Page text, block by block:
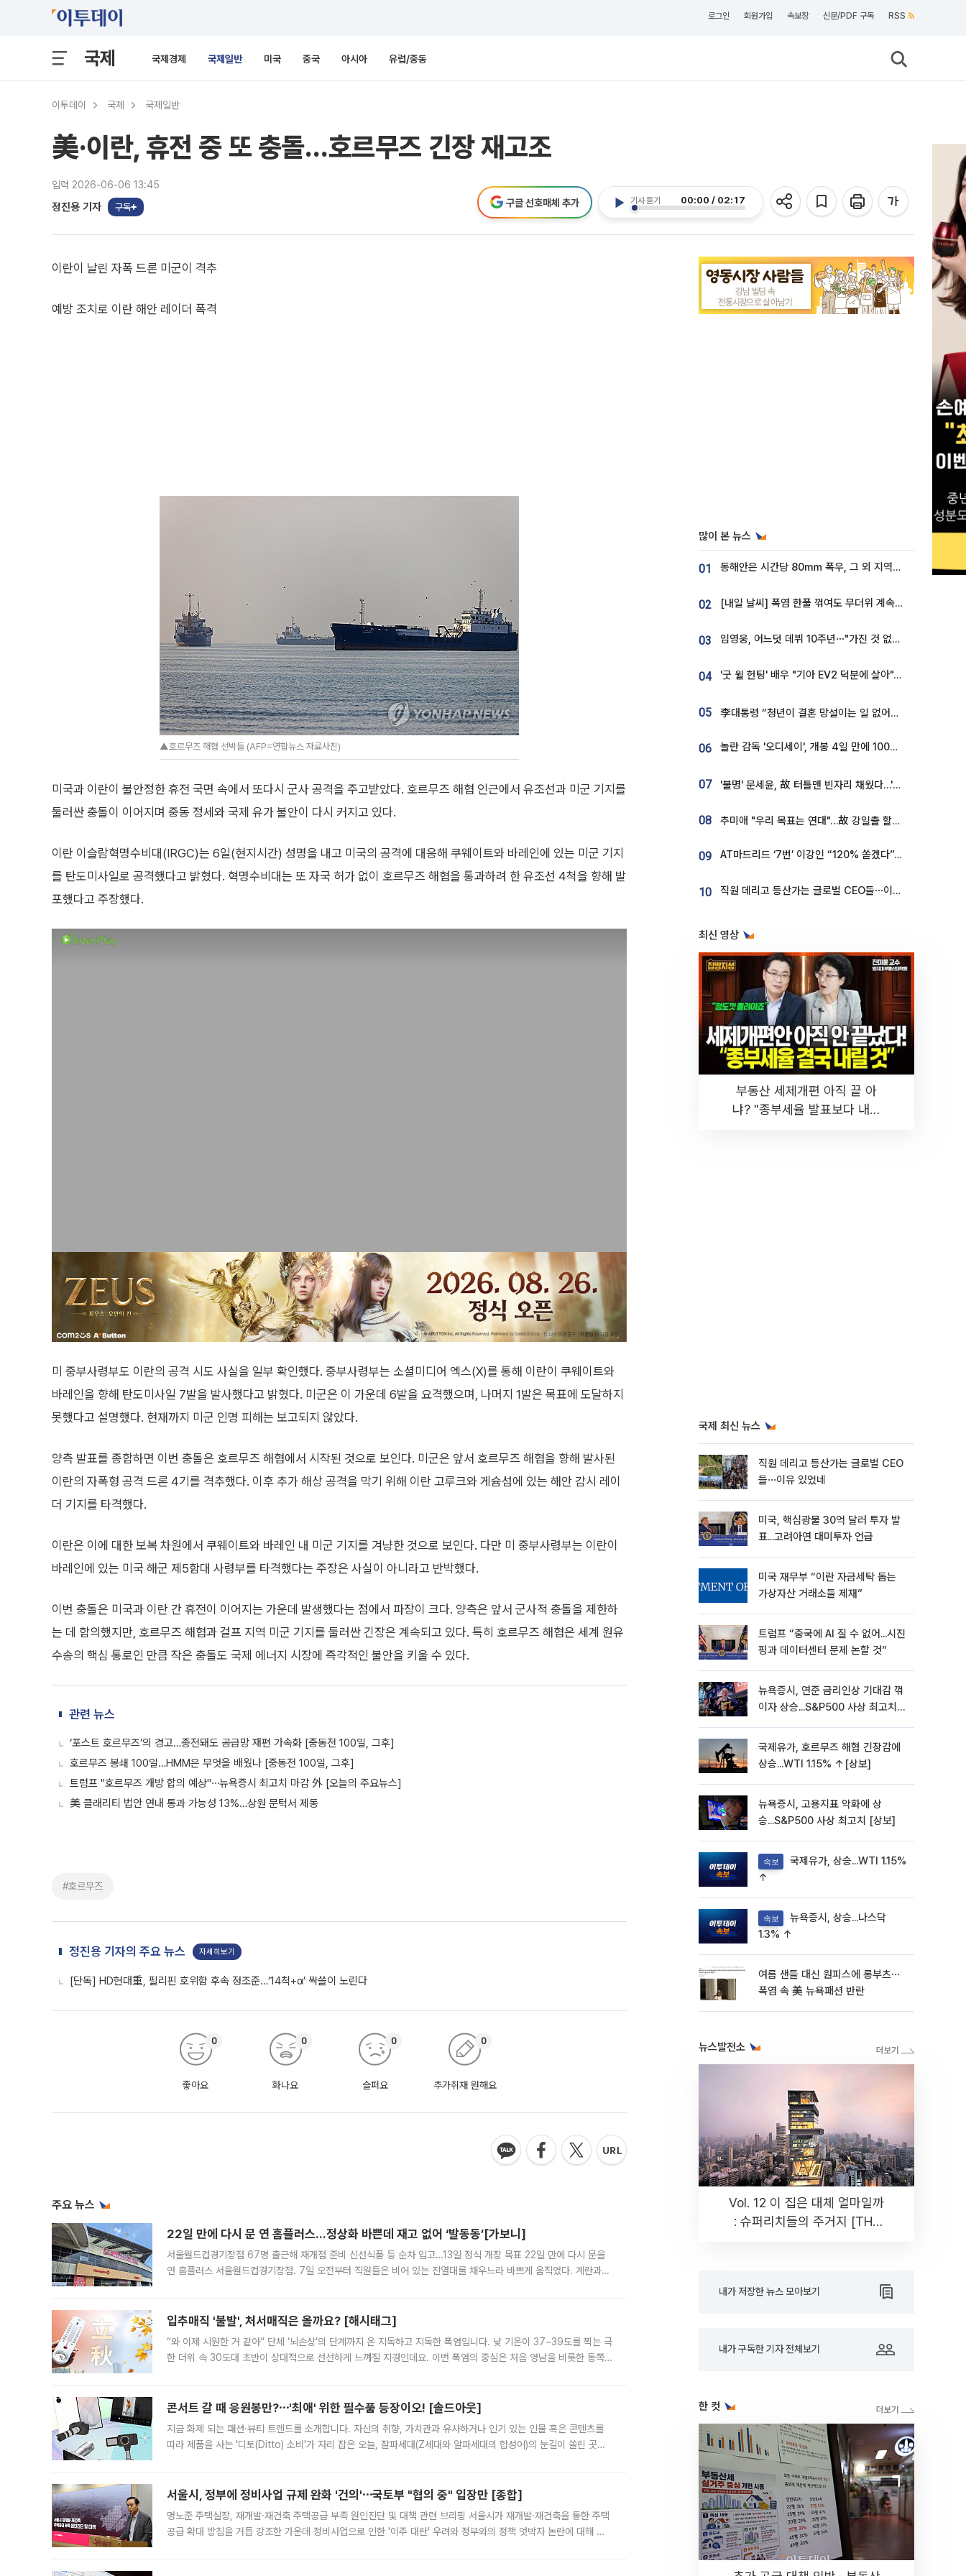
로그인 회원가입 속보창 신문/PDF 구독 RSS
국제 국제경제 국제일반 미국 중국 아시아 유럽/중동
이투데이 국제 국제일반
美·이란, 휴전 중 또 충돌…호르무즈 긴장 재고조
입력 2026-06-06 13:45
정진용 기자 구독
기사 듣기 00:00 / 02:17
구글 선호매체 추가
이란이 날린 자폭 드론 미군이 격추
예방 조치로 이란 해안 레이더 폭격
▲호르무즈 해협 선박들 (AFP=연합뉴스 자료사진)
미국과 이란이 불안정한 휴전 국면 속에서 또다시 군사 공격을 주고받았다. 호르무즈 해협 인근에서 유조선과 미군 기지를
둘러싼 충돌이 이어지며 중동 정세와 국제 유가 불안이 다시 커지고 있다.
이란 이슬람혁명수비대(IRGC)는 6일(현지시간) 성명을 내고 미국의 공격에 대응해 쿠웨이트와 바레인에 있는 미군 기지
를 탄도미사일로 공격했다고 밝혔다. 혁명수비대는 또 자국 허가 없이 호르무즈 해협을 통과하려 한 유조선 4척을 향해 발
포했다고 주장했다.
미 중부사령부도 이란의 공격 시도 사실을 일부 확인했다. 중부사령부는 소셜미디어 엑스(X)를 통해 이란이 쿠웨이트와
바레인을 향해 탄도미사일 7발을 발사했다고 밝혔다. 미군은 이 가운데 6발을 요격했으며, 나머지 1발은 목표에 도달하지
못했다고 설명했다. 현재까지 미군 인명 피해는 보고되지 않았다.
양측 발표를 종합하면 이번 충돌은 호르무즈 해협에서 시작된 것으로 보인다. 미군은 앞서 호르무즈 해협을 향해 발사된
이란의 자폭형 공격 드론 4기를 격추했다. 이후 추가 해상 공격을 막기 위해 이란 고루크와 게슘섬에 있는 해안 감시 레이
더 기지를 타격했다.
이란은 이에 대한 보복 차원에서 쿠웨이트와 바레인 내 미군 기지를 겨냥한 것으로 보인다. 다만 미 중부사령부는 이란이
바레인에 있는 미국 해군 제5함대 사령부를 타격했다는 주장은 사실이 아니라고 반박했다.
이번 충돌은 미국과 이란 간 휴전이 이어지는 가운데 발생했다는 점에서 파장이 크다. 양측은 앞서 군사적 충돌을 제한하
는 데 합의했지만, 호르무즈 해협과 걸프 지역 미군 기지를 둘러싼 긴장은 계속되고 있다. 특히 호르무즈 해협은 세계 원유
수송의 핵심 통로인 만큼 작은 충돌도 국제 에너지 시장에 즉각적인 불안을 키울 수 있다.
관련 뉴스
‘포스트 호르무즈’의 경고…종전돼도 공급망 재편 가속화 [중동전 100일, 그후]
호르무즈 봉쇄 100일…HMM은 무엇을 배웠나 [중동전 100일, 그후]
트럼프 "호르무즈 개방 합의 예상"⋯뉴욕증시 최고치 마감 外 [오늘의 주요뉴스]
美 클래리티 법안 연내 통과 가능성 13%…상원 문턱서 제동
#호르무즈
정진용 기자의 주요 뉴스 자세히보기
[단독] HD현대重, 필리핀 호위함 후속 정조준…‘14척+α’ 싹쓸이 노린다
좋아요
0
화나요
0
슬퍼요
0
추가취재 원해요
0
주요 뉴스
22일 만에 다시 문 연 홈플러스…정상화 바쁜데 재고 없어 ‘발동동’[가보니]
서울월드컵경기장점 67명 출근해 재개점 준비 신선식품 등 순차 입고…13일 정식 개장 목표 22일 만에 다시 문을
연 홈플러스 서울월드컵경기장점. 7일 오전부터 직원들은 비어 있는 진열대를 채우느라 바쁘게 움직였다. 계란과
입추매직 '불발', 처서매직은 올까요? [해시태그]
“와 이제 시원한 거 같아” 단체 ‘뇌손상’의 단계까지 온 지독하고 지독한 폭염입니다. 낮 기온이 37~39도를 찍는 극
한 더위 속 30도대 초반이 상대적으로 선선하게 느껴질 지경인데요. 이번 폭염의 중심은 처음 영남을 비롯한 동쪽
콘서트 갈 때 응원봉만?⋯'최애' 위한 필수품 등장이오! [솔드아웃]
지금 화제 되는 패션·뷰티 트렌드를 소개합니다. 자신의 취향, 가치관과 유사하거나 인기 있는 인물 혹은 콘텐츠를
따라 제품을 사는 '디토(Ditto) 소비'가 자리 잡은 오늘, 잘파세대(Z세대와 알파세대의 합성어)의 눈길이 쏠린 곳은
서울시, 정부에 정비사업 규제 완화 '건의'⋯국토부 "협의 중" 입장만 [종합]
명노준 주택실장, 재개발·재건축 주택공급 부족 원인진단 및 대책 관련 브리핑 서울시가 재개발·재건축을 통한 주택
공급 확대 방침을 거듭 강조한 가운데 정비사업으로 인한 '이주 대란' 우려와 정부와의 정책 엇박자 논란에 대해 정
많이 본 뉴스
01 동해안은 시간당 80㎜ 폭우, 그 외 지역은 폭염…‘극과 극 날씨’
02 [내일 날씨] 폭염 한풀 꺾여도 무더위 계속⋯동해안 이틀 연속 비
03 임영웅, 어느덧 데뷔 10주년⋯"가진 것 없던 시절, 내 앞엔 20명의 팬뿐"
04 '굿 윌 헌팅' 배우 "기아 EV2 덕분에 살아"…교통사고 후 안전성 극찬
05 李대통령 “청년이 결혼 망설이는 일 없어야...제도상 불이익 조사”
06 놀란 감독 '오디세이', 개봉 4일 만에 100만 돌파⋯'왕사남' 보다 빠르다
07 '불명' 문세윤, 故 터틀맨 빈자리 채웠다…'거북이' 눈물의 최종 우승
08 추미애 "우리 목표는 연대"…故 강일출 할머니 흉상 제막
09 AT마드리드 ‘7번’ 이강인 “120% 쏟겠다”⋯시메오네 감독 “필요한 선수”
10 직원 데리고 등산가는 글로벌 CEO들⋯이유 있었네
최신 영상
부동산 세제개편 아직 끝 아
냐? "종부세율 발표보다 내릴
국제 최신 뉴스
직원 데리고 등산가는 글로벌 CEO
들⋯이유 있었네
미국, 핵심광물 30억 달러 투자 발
표...고려아연 대미투자 언급
미국 재무부 “이란 자금세탁 돕는
가상자산 거래소들 제재”
트럼프 “중국에 AI 질 수 없어...시진
핑과 데이터센터 문제 논할 것”
뉴욕증시, 연준 금리인상 기대감 꺾
이자 상승...S&P500 사상 최고치
국제유가, 호르무즈 해협 긴장감에
상승...WTI 1.15% ↑[상보]
뉴욕증시, 고용지표 악화에 상
승...S&P500 사상 최고치 [상보]
속보
↑
속보
1.3% ↑
여름 샌들 대신 원피스에 롱부츠⋯
폭염 속 美 뉴욕패션 반란
뉴스발전소
Vol. 12 이 집은 대체 얼마일까
: 슈퍼리치들의 주거지 [THE
내가 저장한 뉴스 모아보기
내가 구독한 기자 전체보기
한 컷